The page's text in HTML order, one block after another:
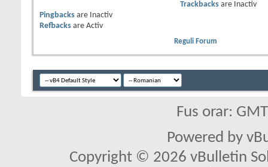
Trackbacksare
Inactiv
Pingbacks are
Inactiv
Refbacks are Activ
Reguli Forum
Fus orar:
Powered by
Copyright © 2026 vBulletin